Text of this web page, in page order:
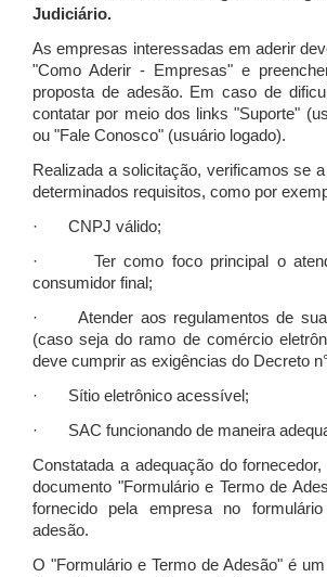
Judiciário.
As empresas interessadas em aderir
"Como Aderir - Empresas" e
proposta de adesão. Em caso de
contatar por meio dos links "Suporte"
ou "Fale Conosco" (usuário logado).
Realizada a solicitação, verificamos se
determinados requisitos, como por
· CNPJ válido;
· Ter como foco principal o
consumidor final;
· Atender aos regulamentos de sua
(caso seja do ramo de comércio
deve cumprir as exigências do Decreto
· Sítio eletrônico acessível;
· SAC funcionando de maneira
Constatada a adequação do
documento "Formulário e Termo de
fornecido pela empresa no
adesão.
O "Formulário e Termo de Adesão" é